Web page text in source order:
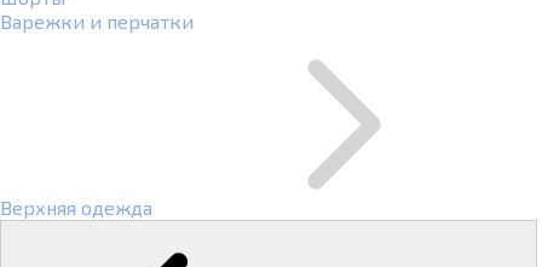
Варежки и перчатки
Верхняя одежда